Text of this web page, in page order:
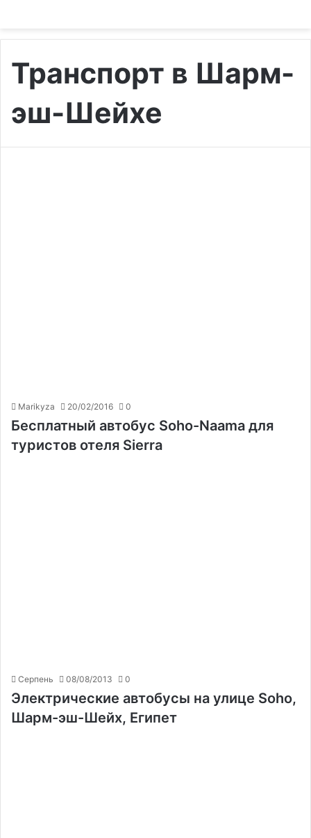
Транспорт в Шарм-
эш-Шейхе
Marikyza 20/02/2016 0
Бесплатный автобус Soho-Naama для
туристов отеля Sierra
Серпень 08/08/2013 0
Электрические автобусы на улице Soho,
Шарм-эш-Шейх, Египет